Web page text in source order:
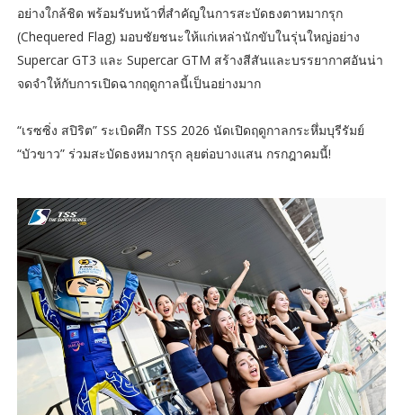
อย่างใกล้ชิด พร้อมรับหน้าที่สำคัญในการสะบัดธงตาหมากรุก
(Chequered Flag) มอบชัยชนะให้แก่เหล่านักขับในรุ่นใหญ่อย่าง
Supercar GT3 และ Supercar GTM สร้างสีสันและบรรยากาศอันน่า
จดจำให้กับการเปิดฉากฤดูกาลนี้เป็นอย่างมาก
“เรซซิ่ง สปิริต” ระเบิดศึก TSS 2026 นัดเปิดฤดูกาลกระหึ่มบุรีรัมย์
“บัวขาว” ร่วมสะบัดธงหมากรุก ลุยต่อบางแสน กรกฎาคมนี้!